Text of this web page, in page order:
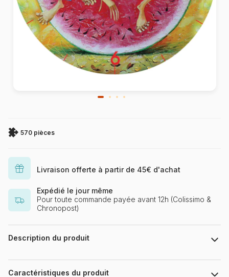
570 pièces
Livraison offerte à partir de 45€ d'achat
Expédié le jour même
Pour toute commande payée avant 12h (Colissimo &
Chronopost)
Description du produit
Véritable horloge : une fois le puzzle réalisé, ajoutez le
mécanisme de l'horloge et accrochez la où vous le souhaitez !
Caractéristiques du produit